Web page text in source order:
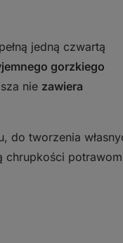
jedną czwartą
gorzkiego
nie zawiera
do tworzenia
chrupkości